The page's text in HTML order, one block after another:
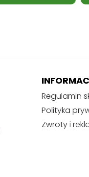
Regulamin
Polityka
Zwroty i